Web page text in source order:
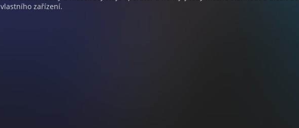
vlastního zařízení.